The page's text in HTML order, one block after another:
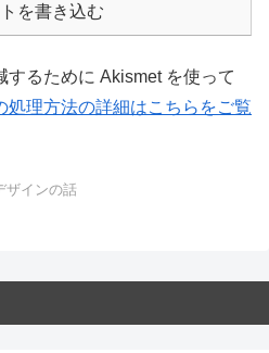
を書き込む
するために Akismet を使って
処理方法の詳細はこちらをご覧
ザインの話